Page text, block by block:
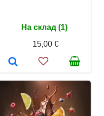
На склад (1)
15,00 €